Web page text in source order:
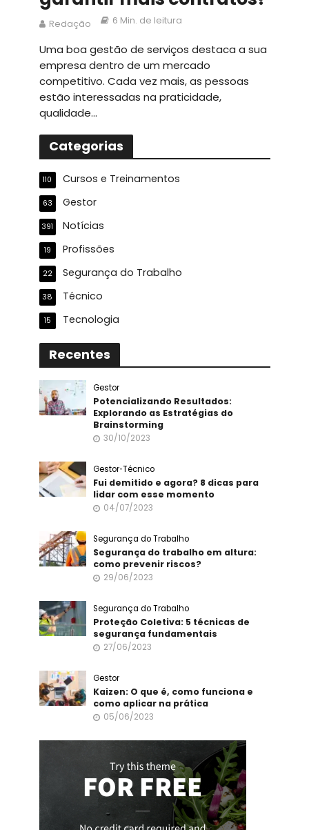
Redação 6 Min. de leitura
Uma boa gestão de serviços destaca a sua
empresa dentro de um mercado
competitivo. Cada vez mais, as pessoas
estão interessadas na praticidade,
qualidade...
Categorias
Cursos e Treinamentos
110
Gestor
63
Notícias
391
Profissões
19
Segurança do Trabalho
22
Técnico
38
Tecnologia
15
Recentes
Gestor
Potencializando Resultados:
Explorando as Estratégias do
Brainstorming
30/10/2023
Gestor•Técnico
Fui demitido e agora? 8 dicas para
lidar com esse momento
04/07/2023
Segurança do Trabalho
Segurança do trabalho em altura:
como prevenir riscos?
29/06/2023
Segurança do Trabalho
Proteção Coletiva: 5 técnicas de
segurança fundamentais
27/06/2023
Gestor
Kaizen: O que é, como funciona e
como aplicar na prática
05/06/2023